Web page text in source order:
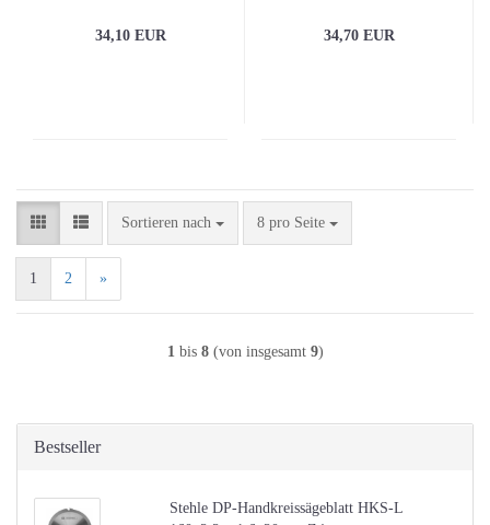
34,10 EUR 34,70 EUR
Sortieren nach
Sortieren nach 8 pro Seite
pro Seite
1 2 »
1bis 8(von insgesamt 9)
Bestseller
Stehle DP-Handkreissägeblatt HKS-L